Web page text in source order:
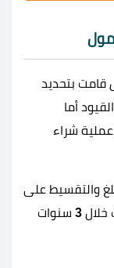
مول
قامت بتحديد
أما
شراء
والتقسيط على
خلال 3 سنوات